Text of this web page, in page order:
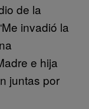
de la
invadió la
e hija
juntas por